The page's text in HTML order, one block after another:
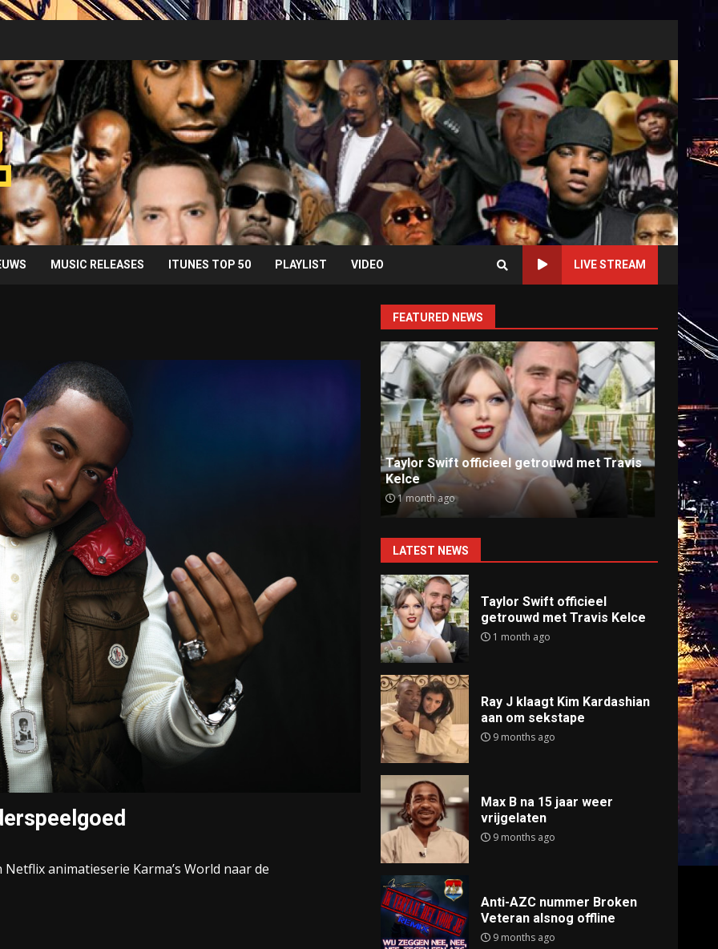
MUSIC RELEASES ITUNES TOP 50 PLAYLIST VIDEO LIVE STREAM
animatieserie Karma’s World naar de
FEATURED NEWS
Taylor Swift officieel getrouwd met Travis
Kelce
1 month ago
Ray J klaagt Kim Kardashian aan om
sekstape
9 months ago
Anti-
9
LATEST NEWS
Taylor Swift officieel
getrouwd met Travis Kelce
1 month ago
Ray J klaagt Kim Kardashian
aan om sekstape
9 months ago
Max B na 15 jaar weer
vrijgelaten
9 months ago
Anti-AZC nummer Broken
Veteran alsnog offline
9 months ago